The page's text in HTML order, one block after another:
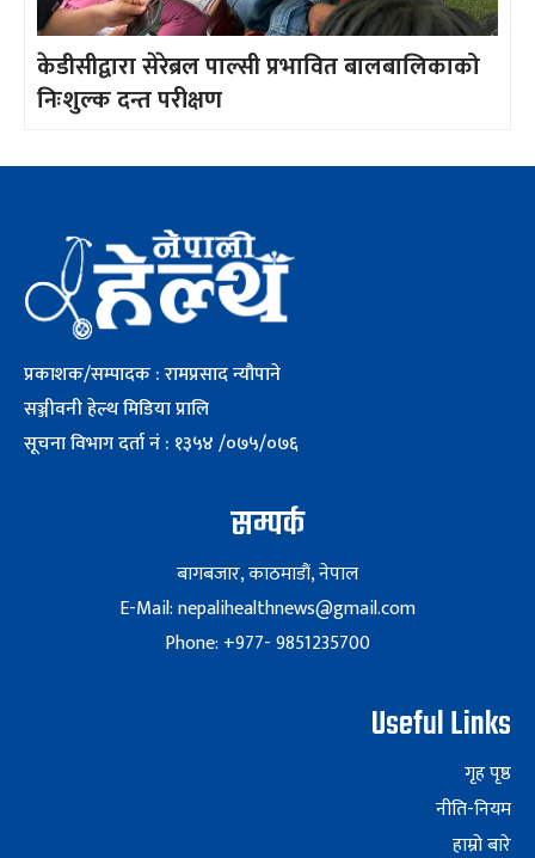
केडीसीद्वारा सेरेब्रल पाल्सी प्रभावित बालबालिकाको
निःशुल्क दन्त परीक्षण
प्रकाशक/सम्पादक : रामप्रसाद न्यौपाने
सञ्जीवनी हेल्थ मिडिया प्रालि
सूचना विभाग दर्ता नं : १३५४ /०७५/०७६
सम्पर्क
बागबजार, काठमाडौं, नेपाल
E-Mail: nepalihealthnews@gmail.com
Phone: +977- 9851235700
Useful Links
गृह पृष्ठ
नीति-नियम
हाम्रो बारे